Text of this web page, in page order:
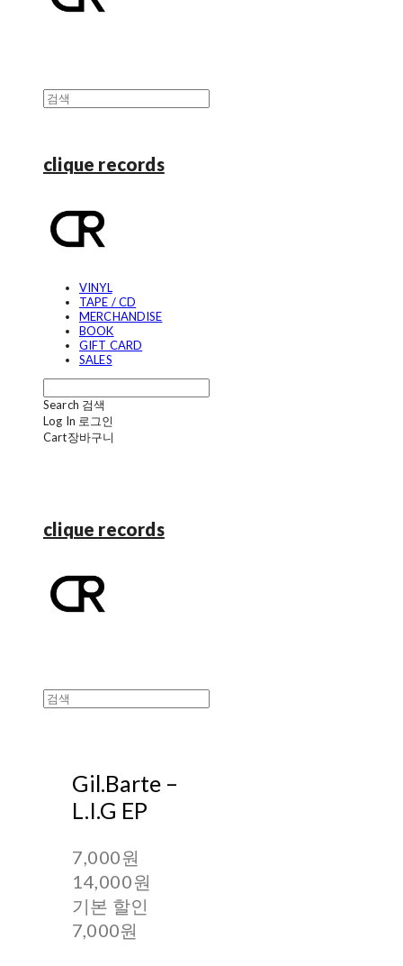
clique records
VINYL
TAPE / CD
MERCHANDISE
BOOK
GIFT CARD
SALES
Search 검색
Log In 로그인
Cart장바구니
clique records
Gil.Barte ‎–
L.I.G EP
7,000원
14,000원
기본 할인
7,000원